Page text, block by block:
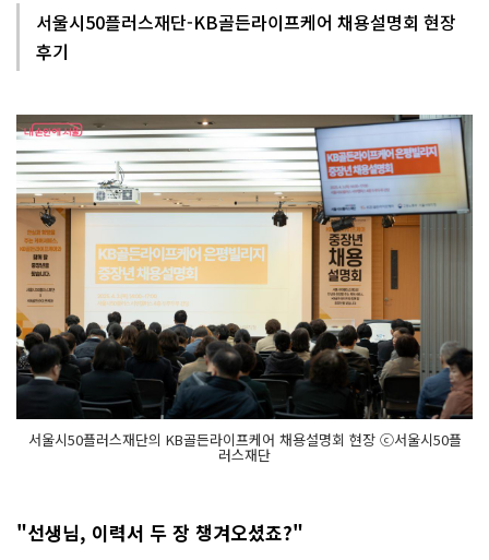
R
L
유
하
크
게
기 기
서울시50플러스재단-KB골든라이프케어 채용설명회 현장
후기
서울시50플러스재단의 KB골든라이프케어 채용설명회 현장 ⓒ서울시50플
러스재단
"선생님, 이력서 두 장 챙겨오셨죠?"